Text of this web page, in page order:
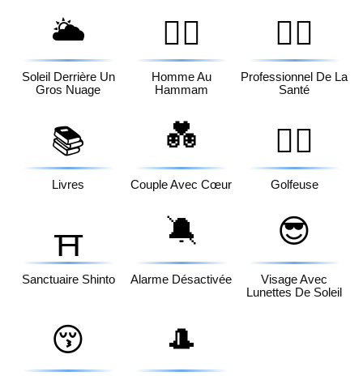
🌥️
Soleil Derrière Un
Gros Nuage
🧖‍♂️
Homme Au
Hammam
👨‍⚕️
Professionnel De La
Santé
📚
Livres
💑
Couple Avec Cœur
🏌️‍♀️
Golfeuse
⛩️
Sanctuaire Shinto
🔕
Alarme Désactivée
😎
Visage Avec
Lunettes De Soleil
😚 🎩